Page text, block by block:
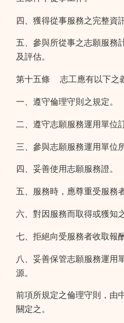
四、獲得從事服務之完整資訊
五、參與所從事之志願服務
及評估。
第十五條 志工應有以下之
一、遵守倫理守則之規定。
二、遵守志願服務運用單位
三、參與志願服務運用單位
四、妥善使用志願服務證。
五、服務時，應尊重受服務
六、對因服務而取得或獲知
七、拒絕向受服務者收取報酬
八、妥善保管志願服務運用
源。
前項所規定之倫理守則，由
關定之。